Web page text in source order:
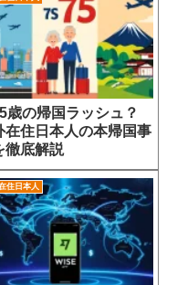
歳の帰国ラッシュ？
在住日本人の本帰国事
徹底解説
住日本人